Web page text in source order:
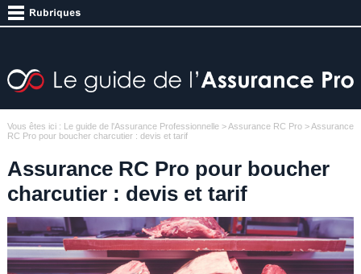
Vous êtes ici : Le guide de l'Assurance Professionnelle>Assurance RC Pro> Assurance
RC Pro pour boucher charcutier : devis et tarif
Assurance RC Pro pour boucher
charcutier : devis et tarif